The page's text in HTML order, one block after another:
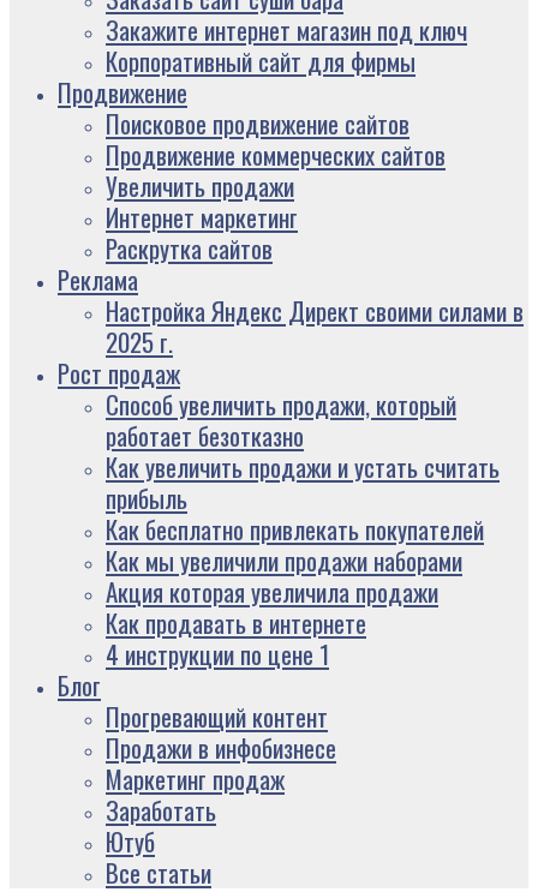
Закажите интернет магазин под ключ
Корпоративный сайт для фирмы
Продвижение
Поисковое продвижение сайтов
Продвижение коммерческих сайтов
Увеличить продажи
Интернет маркетинг
Раскрутка сайтов
Реклама
Настройка Яндекс Директ своими силами в
2025 г.
Рост продаж
Способ увеличить продажи, который
работает безотказно
Как увеличить продажи и устать считать
прибыль
Как бесплатно привлекать покупателей
Как мы увеличили продажи наборами
Акция которая увеличила продажи
Как продавать в интернете
4 инструкции по цене 1
Блог
Прогревающий контент
Продажи в инфобизнесе
Маркетинг продаж
Заработать
Ютуб
Все статьи